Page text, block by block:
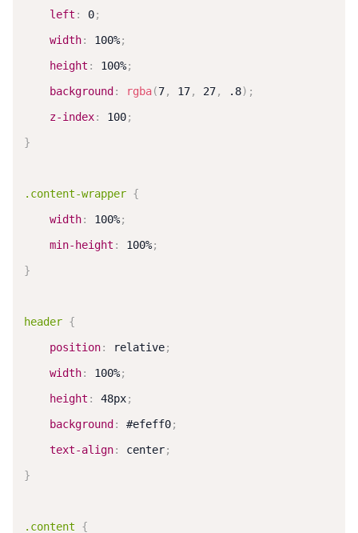
left : 0;
width: 100%;
height : 100%;
background : rgba(7, 17, 27, .8) ;
z-index: 100;
}
.content-wrapper {
width: 100%;
min-height : 100%;
}
header {
position: relative;
width: 100%;
height : 48px;
background : #efeff0;
text-align: center;
}
.content
{